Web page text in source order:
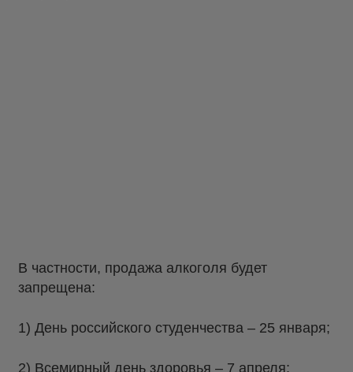
В частности, продажа алкоголя будет
запрещена:
1) День российского студенчества – 25 января;
2) Всемирный день здоровья – 7 апреля;